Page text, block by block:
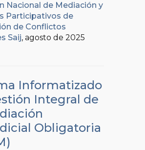
Nacional de Mediación y
Participativos de
de Conflictos
Saij, agosto de 2025
Informatizado
Integral de
Obligatoria